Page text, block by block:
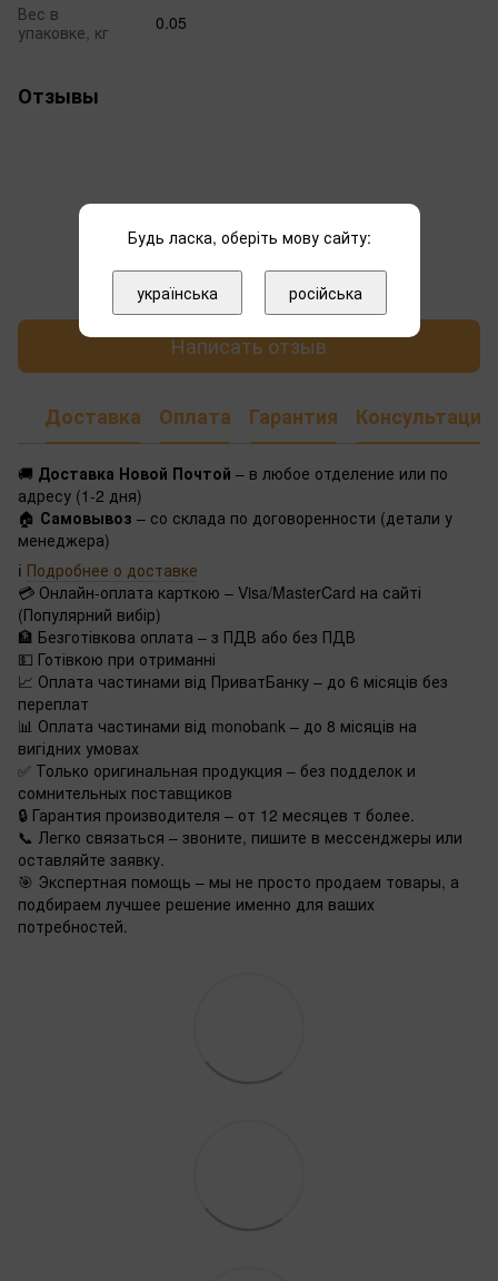
Вес в
упаковке, кг
0.05
Отзывы
Написать отзыв
Доставка Оплата Гарантия Консультация
🚚 Доставка Новой Почтой – в любое отделение или по
адресу (1-2 дня)
🏠 Самовывоз – со склада по договоренности (детали у
менеджера)
ℹ️ Подробнее о доставке
💳 Онлайн-оплата карткою – Visa/MasterCard на сайті
(Популярний вибір)
🏦 Безготівкова оплата – з ПДВ або без ПДВ
💵 Готівкою при отриманні
📈 Оплата частинами від ПриватБанку – до 6 місяців без
переплат
📊 Оплата частинами від monobank – до 8 місяців на
вигідних умовах
✅ Только оригинальная продукция – без подделок и
сомнительных поставщиков
🔒 Гарантия производителя – от 12 месяцев т более.
📞 Легко связаться – звоните, пишите в мессенджеры или
оставляйте заявку.
🎯 Экспертная помощь – мы не просто продаем товары, а
подбираем лучшее решение именно для ваших
потребностей.
Будь ласка, оберіть мову сайту:
українська російська